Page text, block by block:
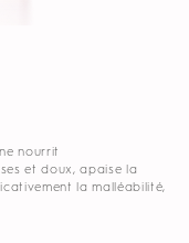
nourrit
et doux, apaise la
la malléabilité,